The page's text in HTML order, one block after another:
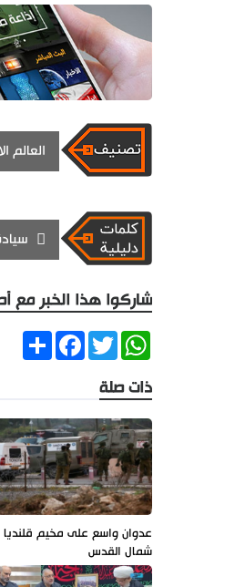
العالم
شاركوا هذا الخبر مع
ShareFacebookTwitter
WhatsApp
ذات صلة
عدوان واسع على مخيم قلنديا
شمال القدس